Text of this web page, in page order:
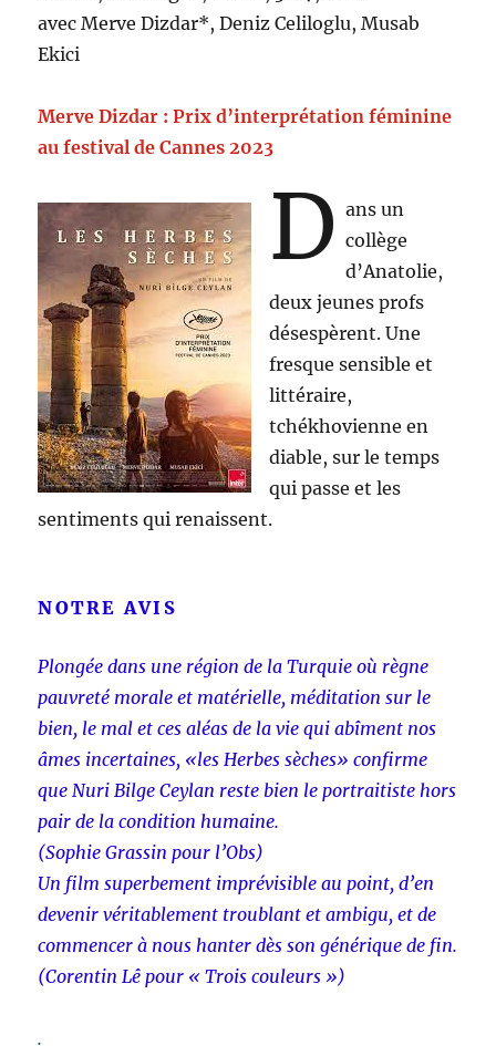
avec Merve Dizdar*, Deniz Celiloglu, Musab
Ekici
Merve Dizdar : Prix d’interprétation féminine
au festival de Cannes 2023
D ans un
collège
d’Anatolie,
deux jeunes profs
désespèrent. Une
fresque sensible et
littéraire,
tchékhovienne en
diable, sur le temps
qui passe et les
sentiments qui renaissent.
NOTRE AVIS
Plongée dans une région de la Turquie où règne
pauvreté morale et matérielle, méditation sur le
bien, le mal et ces aléas de la vie qui abîment nos
âmes incertaines, «les Herbes sèches» confirme
que Nuri Bilge Ceylan reste bien le portraitiste hors
pair de la condition humaine.
(Sophie Grassin pour l’Obs)
Un film superbement imprévisible au point, d’en
devenir véritablement troublant et ambigu, et de
commencer à nous hanter dès son générique de fin.
(Corentin Lê pour « Trois couleurs »)
.